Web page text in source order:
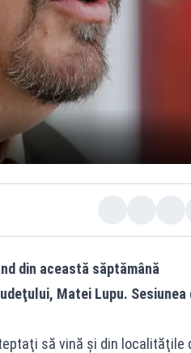
din această săptămână
Matei Lupu. Sesiunea
să vină şi din localităţile